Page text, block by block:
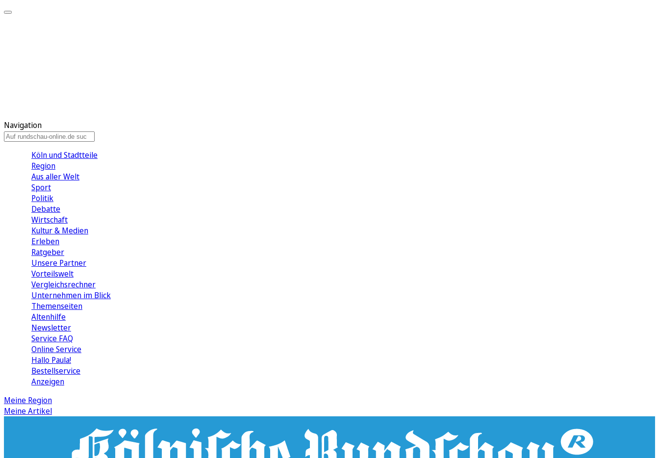
Navigation
Köln und Stadtteile
Region
Aus aller Welt
Sport
Politik
Debatte
Wirtschaft
Kultur & Medien
Erleben
Ratgeber
Unsere Partner
Vorteilswelt
Vergleichsrechner
Unternehmen im Blick
Themenseiten
Altenhilfe
Newsletter
Service FAQ
Online Service
Hallo Paula!
Bestellservice
Anzeigen
Meine Region
Meine Artikel